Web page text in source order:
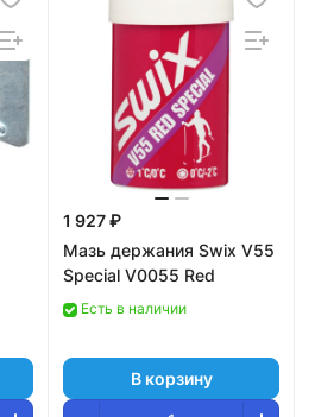
1 927 ₽
Мазь держания Swix V55
Special V0055 Red
Есть в наличии
В корзину